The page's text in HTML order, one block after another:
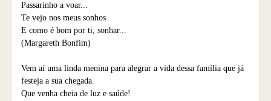
Passarinho a voar...
Te vejo nos meus sonhos
E como é bom por ti, sonhar...
(Margareth Bonfim)
Vem aí uma linda menina para alegrar a vida dessa família que já
festeja a sua chegada.
Que venha cheia de luz e saúde!